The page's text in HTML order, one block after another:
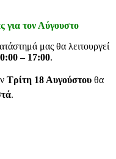
για τον Αύγουστο
μας θα λειτουργεί
– 17:00.
Τρίτη 18 Αυγούστου θα
.